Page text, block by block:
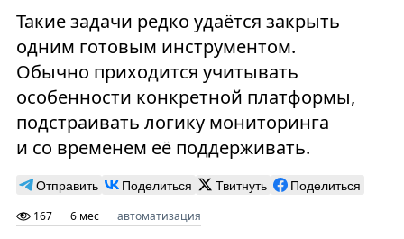
Такие задачи редко удаётся закрыть
одним готовым инструментом.
Обычно приходится учитывать
особенности конкретной платформы,
подстраивать логику мониторинга
и со временем её поддерживать.
Отправить Поделиться Твитнуть Поделиться
167 6 мес автоматизация